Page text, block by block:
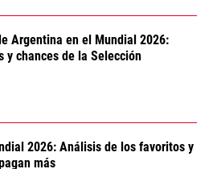
Argentina en el Mundial 2026:
y chances de la Selección
2026: Análisis de los favoritos y
más